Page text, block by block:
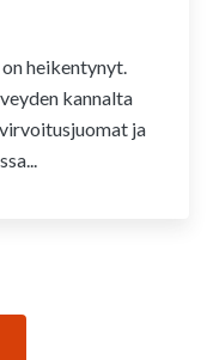
heikentynyt.
kannalta
ja